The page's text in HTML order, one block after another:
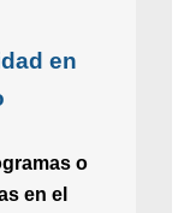
en
o
en el